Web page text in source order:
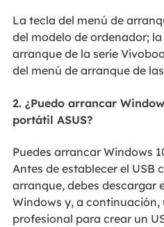
La tecla del menú de
del modelo de ordenador;
arranque de la serie
del menú de arranque de
2. ¿Puedo arrancar
portátil ASUS?
Puedes arrancar Windows
Antes de establecer el USB
arranque, debes descargar
Windows y, a
profesional para crear un